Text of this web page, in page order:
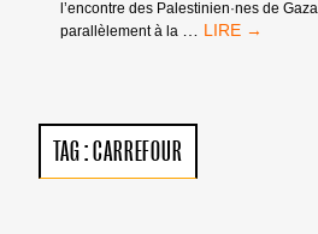
l’encontre des Palestinien·nes de Gaza,
parallèlement à la … MANDATS
DE
TAG :CARREFOUR